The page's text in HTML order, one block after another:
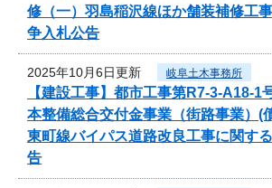
修（一）羽島稲沢線ほか舗装補修工
争入札公告
2025年10月6日更新 岐阜土木事務所
【建設工事】都市工事第R7-3-A18-
本整備総合交付金事業（街路事業）(
東町線バイパス道路改良工事に関す
告